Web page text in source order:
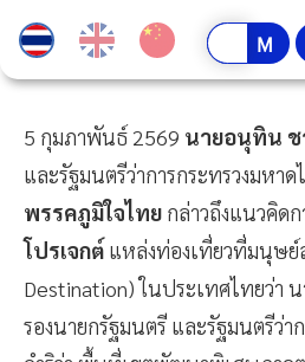
5 กุมภาพันธ์ 2569 นายอนุทิน ช
และรัฐมนตรีว่าการกระทรวงมหาด
พรรคภูมิใจไทย กล่าวถึงแนวคิด
โปรเจกต์ แหล่งท่องเที่ยวที่มนุษย์
Destination) ในประเทศไทยว่า
รองนายกรัฐมนตรี และรัฐมนตรีว่า